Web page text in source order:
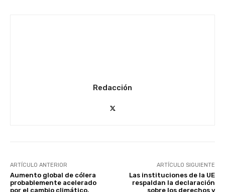
Redacción
ARTÍCULO ANTERIOR
Aumento global de cólera
probablemente acelerado
por el cambio climático,
ARTÍCULO SIGUIENTE
Las instituciones de la UE
respaldan la declaración
sobre los derechos y